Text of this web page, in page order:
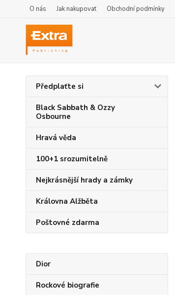
O nás Jak nakupovat Obchodní podmínky
Předplaťte si
Black Sabbath & Ozzy
Osbourne
Hravá věda
100+1 srozumitelně
Nejkrásnější hrady a zámky
Královna Alžběta
Poštovné zdarma
Dior
Rockové biografie